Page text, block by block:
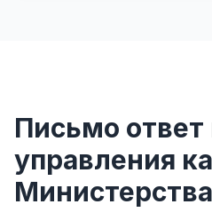
Письмо ответ
управления